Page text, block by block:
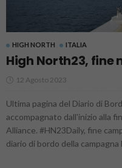
HIGH NORTH ITALIA
High North23, fine
12 Agosto 2023
Ultima pagina del Diario di
accompagnato dall'inizio alla
Alliance. #HN23Daily, fine
diario di bordo della